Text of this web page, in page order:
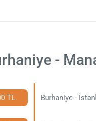
-
TL Burhaniye -